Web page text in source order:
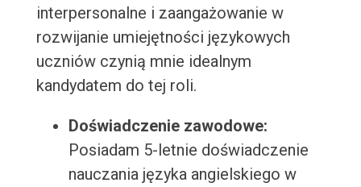
interpersonalne i zaangażowanie w
rozwijanie umiejętności językowych
uczniów czynią mnie idealnym
kandydatem do tej roli.
Doświadczenie zawodowe:
Posiadam 5-letnie doświadczenie
nauczania języka angielskiego w